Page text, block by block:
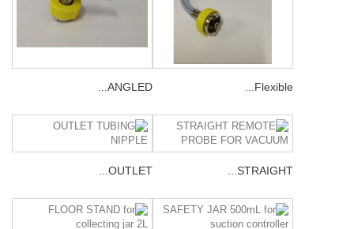
ANGLED... Flexible...
OUTLET... STRAIGHT...